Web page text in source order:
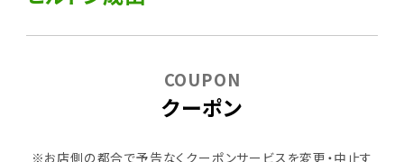
クーポン
COUPON
※お店側の都合で予告なくクーポンサービスを変更・中止す